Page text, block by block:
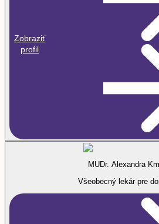
Zobraziť
profil
MUDr. Alexandra
Všeobecný lekár pre